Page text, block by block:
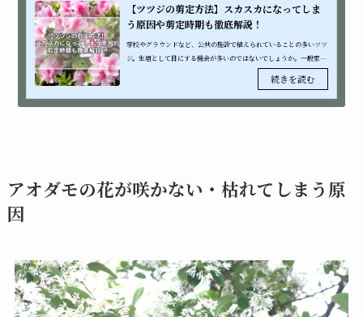
【ツツジの剪定方法】スカスカになってしま
う原因や剪定時期も徹底解説！
学校やグラウンドなど、公共の施設で植えられていることの多いツツ
ジ。生垣として目にする機会が多いのではないでしょうか。一般家庭
の庭にも植えられるツツジは、あまり手のかからない樹木です。しか
アオダモの花が咲かない・枯れてしまう原
因